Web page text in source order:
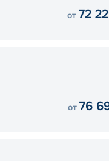
от 72
от 76